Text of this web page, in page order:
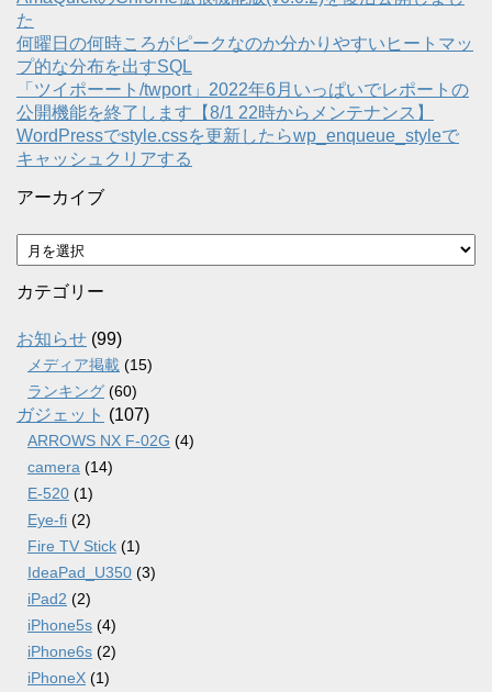
た
何曜日の何時ころがピークなのか分かりやすいヒートマッ
プ的な分布を出すSQL
「ツイポーート/twport」2022年6月いっぱいでレポートの
公開機能を終了します【8/1 22時からメンテナンス】
WordPressでstyle.cssを更新したらwp_enqueue_styleで
キャッシュクリアする
アーカイブ
ア
ー
カ
ブ
カテゴリー
お知らせ (99)
メディア掲載 (15)
ランキング (60)
ガジェット (107)
ARROWS NX F-02G (4)
camera (14)
E-520 (1)
Eye-fi (2)
Fire TV Stick (1)
IdeaPad_U350 (3)
iPad2 (2)
iPhone5s (4)
iPhone6s (2)
iPhoneX (1)